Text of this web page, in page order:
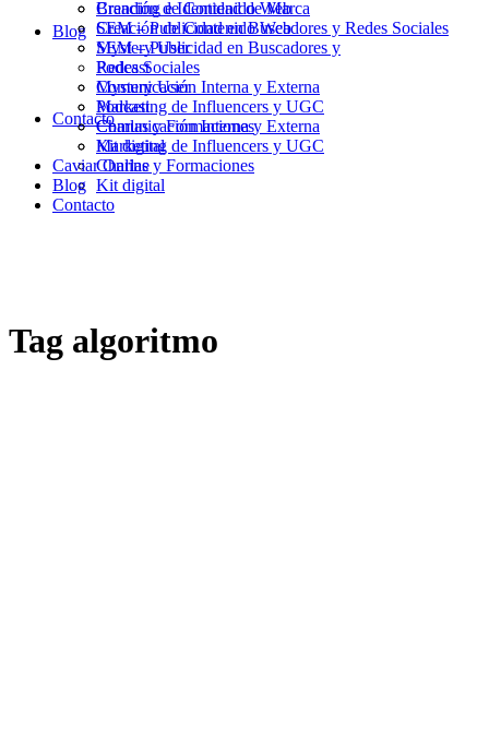
Branding e Identidad de Marca
Creación de Contenido Web
SEM – Publicidad en Buscadores y
Redes Sociales
Mystery User
Podcast
Comunicación Interna y Externa
Marketing de Influencers y UGC
Charlas y Formaciones
Kit digital
Blog
Contacto
Creación de Contenido Web
SEM – Publicidad en Buscadores y Redes Sociales
Mystery User
Podcast
Comunicación Interna y Externa
Marketing de Influencers y UGC
Charlas y Formaciones
Kit digital
Caviar Online
Blog
Contacto
Tag algoritmo